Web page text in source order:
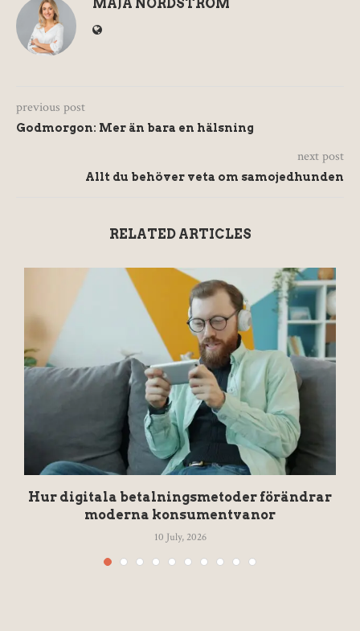
MAJA NORDSTRÖM
previous post
Godmorgon: Mer än bara en hälsning
next post
Allt du behöver veta om samojedhunden
RELATED ARTICLES
Hur digitala betalningsmetoder förändrar
moderna konsumentvanor
10 July, 2026